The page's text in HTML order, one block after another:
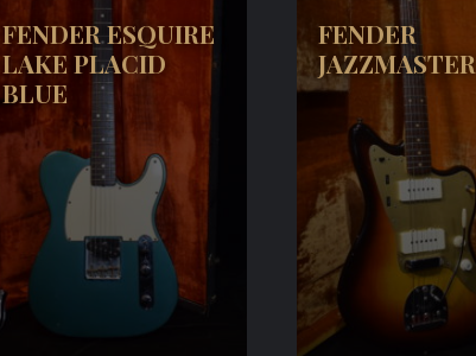
FENDER ESQUIRE
LAKE PLACID
BLUE
FENDER
JAZZMASTER